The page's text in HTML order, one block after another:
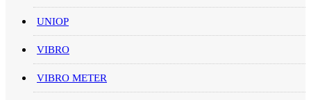
UNIOP
VIBRO
VIBRO METER